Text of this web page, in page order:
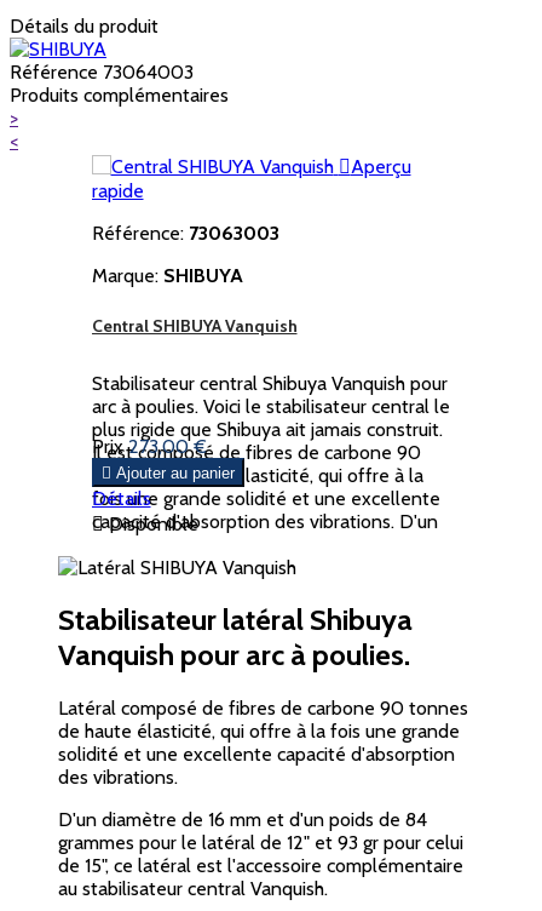
Détails du produit
Référence 73064003
Produits complémentaires
>
<
Aperçu
rapide
Référence: 73063003
Marque: SHIBUYA
Central SHIBUYA Vanquish
Stabilisateur central Shibuya Vanquish pour
arc à poulies. Voici le stabilisateur central le
plus rigide que Shibuya ait jamais construit.
Il est composé de fibres de carbone 90
tonnes de haute élasticité, qui offre à la
fois une grande solidité et une excellente
capacité d'absorption des vibrations. D'un
grammes pour...
Prix 273,00 €
 Ajouter au panier
Détails
Disponible
Stabilisateur latéral Shibuya
Vanquish pour arc à poulies.
Latéral composé de fibres de carbone 90 tonnes
de haute élasticité, qui offre à la fois une grande
solidité et une excellente capacité d'absorption
des vibrations.
D'un diamètre de 16 mm et d'un poids de 84
grammes pour le latéral de 12" et 93 gr pour celui
de 15", ce latéral est l'accessoire complémentaire
au stabilisateur central Vanquish.